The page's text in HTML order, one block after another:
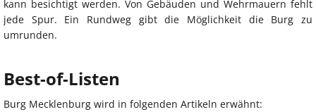
kann besichtigt werden. Von Gebäuden und Wehrmauern fehlt
jede Spur. Ein Rundweg gibt die Möglichkeit die Burg zu
umrunden.
Best-of-Listen
Burg Mecklenburg wird in folgenden Artikeln erwähnt: